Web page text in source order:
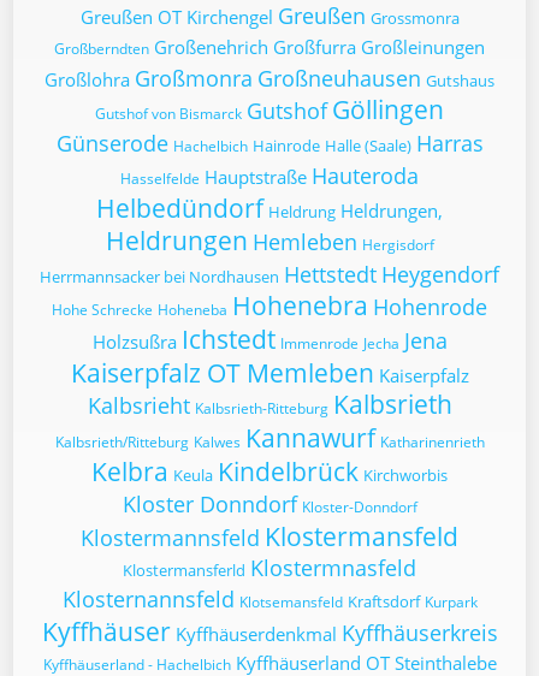
Greußen OT Kirchengel Greußen Grossmonra
Großberndten Großenehrich Großfurra Großleinungen
Großlohra Großmonra Großneuhausen Gutshaus
Gutshof von Bismarck Gutshof Göllingen
Günserode Hachelbich Hainrode Halle (Saale) Harras
Hasselfelde Hauptstraße Hauteroda
Helbedündorf Heldrung Heldrungen,
Heldrungen Hemleben Hergisdorf
Herrmannsacker bei Nordhausen Hettstedt Heygendorf
Hohe Schrecke Hoheneba Hohenebra Hohenrode
Holzsußra Ichstedt Immenrode Jecha Jena
Kaiserpfalz OT Memleben Kaiserpfalz
Kalbsrieht Kalbsrieth-Ritteburg Kalbsrieth
Kalbsrieth/Ritteburg Kalwes Kannawurf Katharinenrieth
Kelbra Keula Kindelbrück Kirchworbis
Kloster Donndorf Kloster-Donndorf
Klostermannsfeld Klostermansfeld
Klostermansferld Klostermnasfeld
Klosternannsfeld Klotsemansfeld Kraftsdorf Kurpark
Kyffhäuser Kyffhäuserdenkmal Kyffhäuserkreis
Kyffhäuserland - Hachelbich Kyffhäuserland OT Steinthalebe